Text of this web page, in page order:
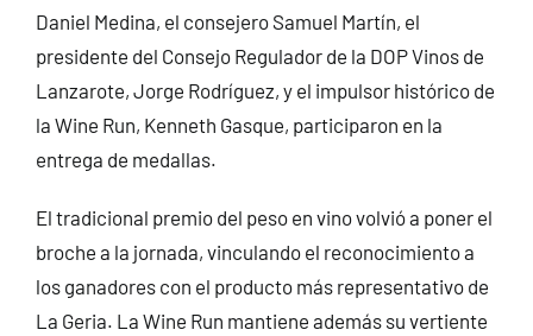
Daniel Medina, el consejero Samuel Martín, el
presidente del Consejo Regulador de la DOP Vinos de
Lanzarote, Jorge Rodríguez, y el impulsor histórico de
la Wine Run, Kenneth Gasque, participaron en la
entrega de medallas.
El tradicional premio del peso en vino volvió a poner el
broche a la jornada, vinculando el reconocimiento a
los ganadores con el producto más representativo de
La Geria. La Wine Run mantiene además su vertiente